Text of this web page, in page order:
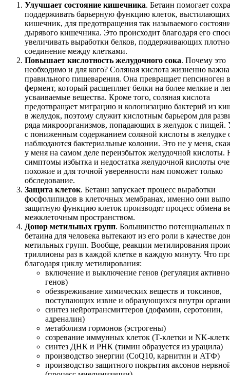
Улучшает состояние кишечника. Бетаин помогает
поддерживать барьерную функцию клеток, выстилающих
кишечник, для предотвращения так называемого
дырявого кишечника. Это происходит благодаря его
увеличивать выработки белков, поддерживающих
соединение между клетками.
Повышает кислотность желудочного сока. Почему это
необходимо и для кого? Соляная кислота жизненно
правильного пищеварения. Она превращает пепсиноген
фермент, который расщепляет белки на более мелкие и
усваиваемые вещества. Кроме того, соляная кислота
предотвращает миграцию и колонизацию бактерий из
в желудок, поэтому служит кислотным барьером для
ряда микроорганизмов, попадающих в желудок с пищей.
с пониженным содержанием соляной кислоты в желудке
наблюдаются бактериальные колонии. Это не у меня,
у меня на самом деле переизбыток желудочной кислоты.
симптомы избытка и недостатка желудочной кислоты
похожие и для точной уверенности нам поможет только
обследование.
Защита клеток. Бетаин запускает процесс выработки
фосфолипидов в клеточных мембранах, именно они
защитную функцию клеток производят процесс обмена
межклеточным пространством.
Донор метильных групп. Большинство потенциальных
бетаина для человека вытекают из его роли в качестве
метильных групп. Вообще, реакции метилирования
триллионы раз в каждой клетке в каждую минуту. Что
благодаря циклу метилирования:
включение и выключение генов (регуляция
генов)
обезвреживание химических веществ и токсинов,
поступающих извне и образующихся внутри
синтез нейротрансмиттеров (дофамин, серотонин,
адреналин)
метаболизм гормонов (эстрогены)
созревание иммунных клеток (Т-клетки и NK-
синтез ДНК и РНК (тимин образуется из урацила)
производство энергии (CoQ10, карнитин и АТФ)
производство защитного покрытия аксонов